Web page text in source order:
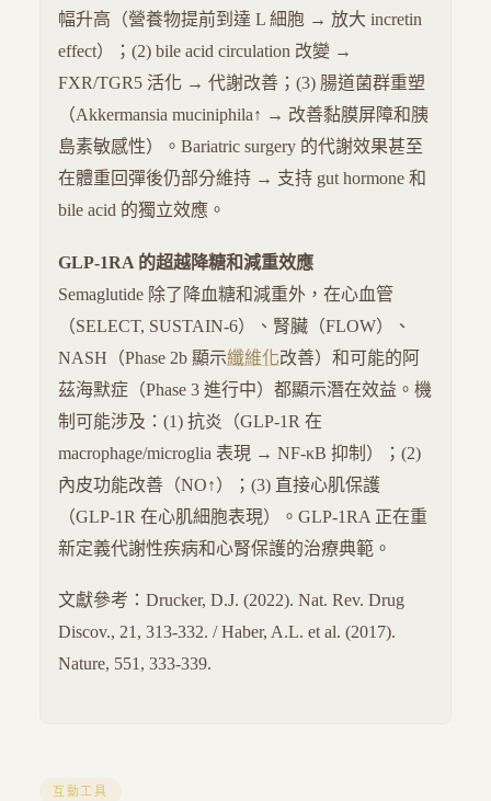
幅升高（營養物提前到達 L 細胞 → 放大 incretin
effect）；(2) bile acid circulation 改變 →
FXR/TGR5 活化 → 代謝改善；(3) 腸道菌群重塑
（Akkermansia muciniphila↑ → 改善黏膜屏障和胰
島素敏感性）。Bariatric surgery 的代謝效果甚至
在體重回彈後仍部分維持 → 支持 gut hormone 和
bile acid 的獨立效應。
GLP-1RA 的超越降糖和減重效應
Semaglutide 除了降血糖和減重外，在心血管
（SELECT, SUSTAIN-6）、腎臟（FLOW）、
NASH（Phase 2b 顯示纖維化改善）和可能的阿
茲海默症（Phase 3 進行中）都顯示潛在效益。機
制可能涉及：(1) 抗炎（GLP-1R 在
macrophage/microglia 表現 → NF-κB 抑制）；(2)
內皮功能改善（NO↑）；(3) 直接心肌保護
（GLP-1R 在心肌細胞表現）。GLP-1RA 正在重
新定義代謝性疾病和心腎保護的治療典範。
文獻參考：Drucker, D.J. (2022). Nat. Rev. Drug
Discov., 21, 313-332. / Haber, A.L. et al. (2017).
Nature, 551, 333-339.
互動工具